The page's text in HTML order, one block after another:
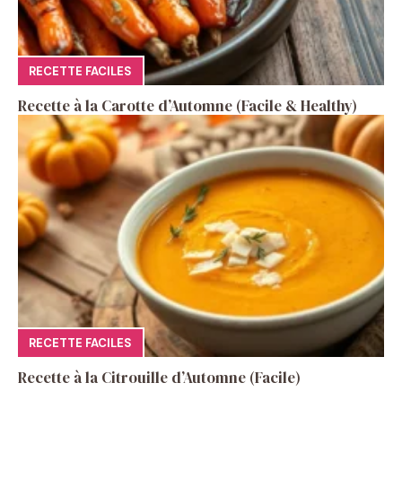
RECETTE FACILES
Recette à la Carotte d’Automne (Facile & Healthy)
RECETTE FACILES
Recette à la Citrouille d’Automne (Facile)